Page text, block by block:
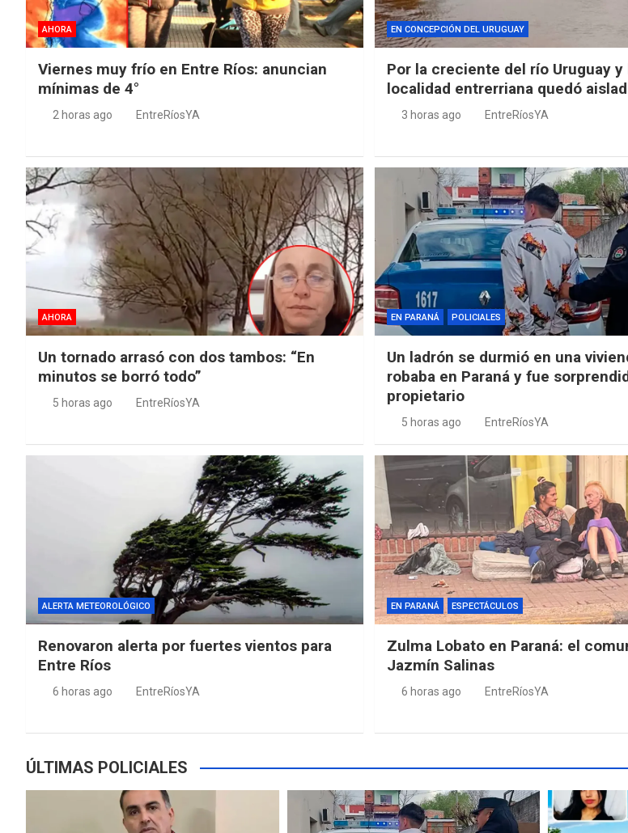
AHORA
Viernes muy frío en Entre Ríos: anuncian
mínimas de 4°
2 horas ago EntreRíosYA
EN CONCEPCIÓN DEL URUGUAY
Por la creciente del río Uruguay y
localidad entrerriana quedó
3 horas ago EntreRíosYA
AHORA
Un tornado arrasó con dos tambos: “En
minutos se borró todo”
5 horas ago EntreRíosYA
EN PARANÁ POLICIALES
Un ladrón se durmió en una
robaba en Paraná y fue
propietario
5 horas ago EntreRíosYA
ALERTA METEOROLÓGICO
Renovaron alerta por fuertes vientos para
Entre Ríos
6 horas ago EntreRíosYA
EN PARANÁ ESPECTÁCULOS
Zulma Lobato en Paraná: el
Jazmín Salinas
6 horas ago EntreRíosYA
ÚLTIMAS POLICIALES